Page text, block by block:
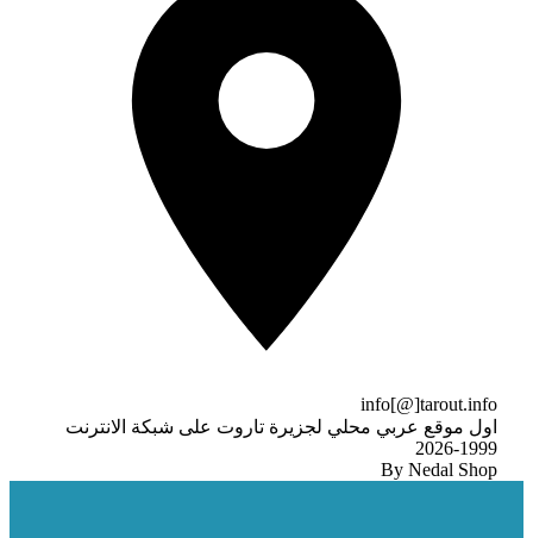
info[@]tarout.info
اول موقع عربي محلي لجزيرة تاروت على شبكة الانترنت
1999-2026
By Nedal Shop